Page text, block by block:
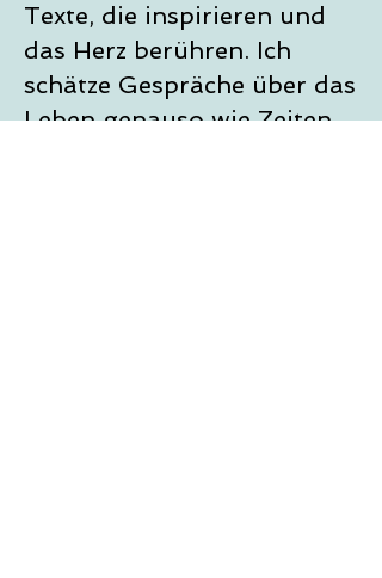
Texte, die inspirieren und
das Herz berühren. Ich
schätze Gespräche über das
Leben genauso wie Zeiten